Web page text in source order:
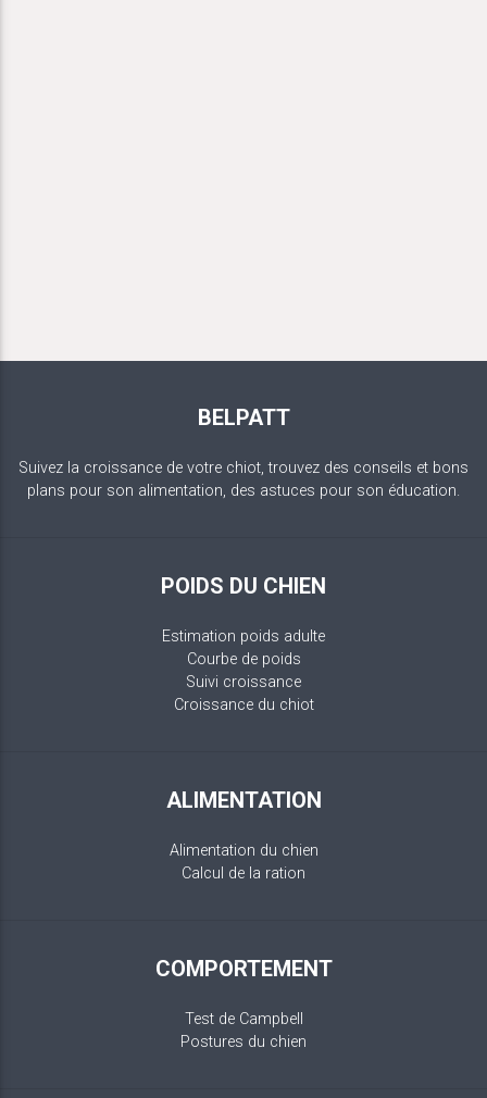
BELPATT
Suivez la croissance de votre chiot, trouvez des conseils et bons
plans pour son alimentation, des astuces pour son éducation.
POIDS DU CHIEN
Estimation poids adulte
Courbe de poids
Suivi croissance
Croissance du chiot
ALIMENTATION
Alimentation du chien
Calcul de la ration
COMPORTEMENT
Test de Campbell
Postures du chien